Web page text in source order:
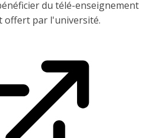
du télé-enseignement
offert par l'université.